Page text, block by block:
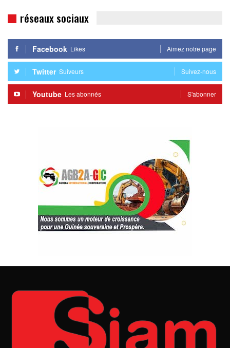
réseaux sociaux
Facebook Likes Aimez notre page
Twitter Suiveurs Suivez-nous
Youtube Les abonnés S'abonner